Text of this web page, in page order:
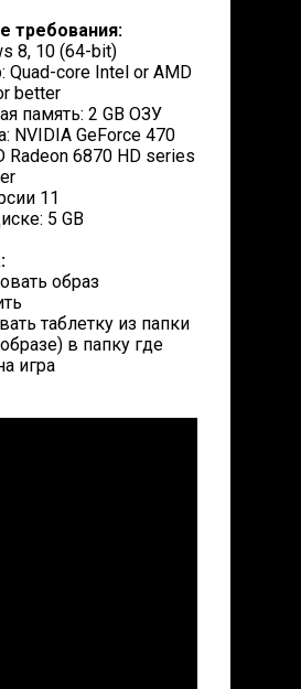
требования:
8, 10 (64-bit)
Quad-core Intel or AMD
better
память: 2 GB ОЗУ
NVIDIA GeForce 470
Radeon 6870 HD series
11
5 GB
образ
таблетку из папки
в папку где
игра